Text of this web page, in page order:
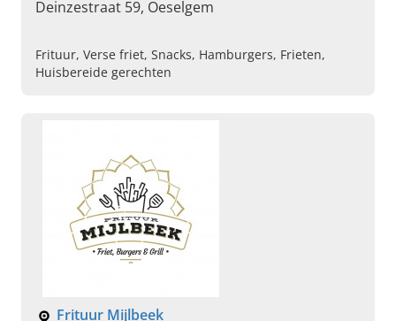
Deinzestraat 59, Oeselgem
Frituur, Verse friet, Snacks, Hamburgers, Frieten,
Huisbereide gerechten
Frituur Mijlbeek